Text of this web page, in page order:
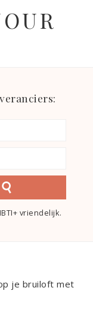
vriendelijk.
je bruiloft met